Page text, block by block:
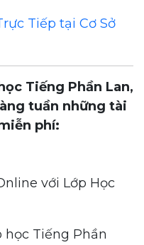
Tiếp tại Cơ Sở
Tiếng Phần Lan,
tuần những tài
phí:
với Lớp Học
học Tiếng Phần